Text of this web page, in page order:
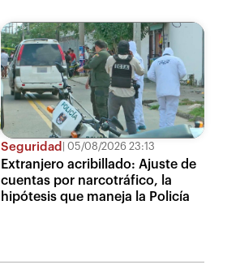
Seguridad 05/08/2026 23:13
Extranjero acribillado: Ajuste de
cuentas por narcotráfico, la
hipótesis que maneja la Policía